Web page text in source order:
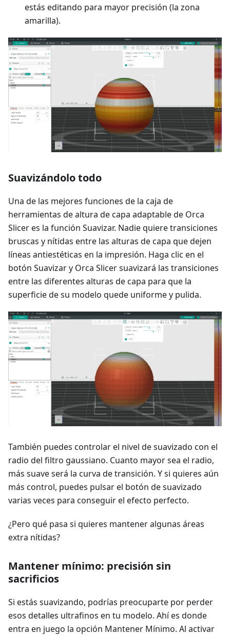
estás editando para mayor precisión (la zona
amarilla).
Suavizándolo todo
Una de las mejores funciones de la caja de
herramientas de altura de capa adaptable de Orca
Slicer es la función Suavizar. Nadie quiere transiciones
bruscas y nítidas entre las alturas de capa que dejen
líneas antiestéticas en la impresión. Haga clic en el
botón Suavizar y Orca Slicer suavizará las transiciones
entre las diferentes alturas de capa para que la
superficie de su modelo quede uniforme y pulida.
También puedes controlar el nivel de suavizado con el
radio del filtro gaussiano. Cuanto mayor sea el radio,
más suave será la curva de transición. Y si quieres aún
más control, puedes pulsar el botón de suavizado
varias veces para conseguir el efecto perfecto.
¿Pero qué pasa si quieres mantener algunas áreas
extra nítidas?
Mantener mínimo: precisión sin
sacrificios
Si estás suavizando, podrías preocuparte por perder
esos detalles ultrafinos en tu modelo. Ahí es donde
entra en juego la opción Mantener Mínimo. Al activar